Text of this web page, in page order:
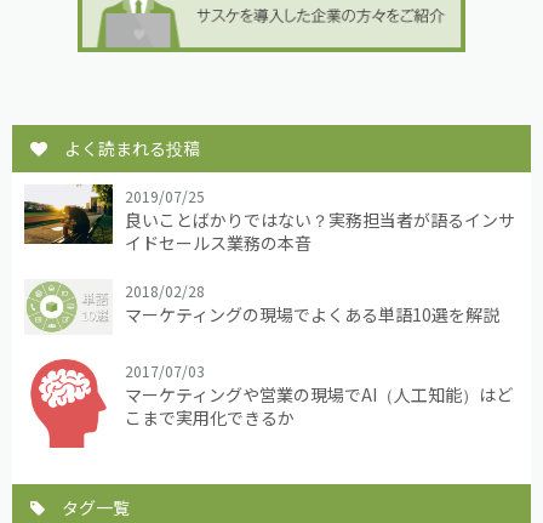
よく読まれる投稿
2019/07/25
良いことばかりではない？実務担当者が語るインサ
イドセールス業務の本音
2018/02/28
マーケティングの現場でよくある単語10選を解説
2017/07/03
マーケティングや営業の現場でAI（人工知能）はど
こまで実用化できるか
タグ一覧